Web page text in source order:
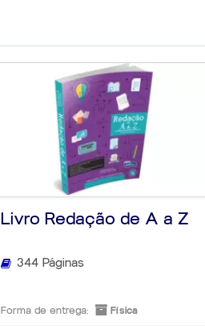
Livro Redação de A a Z
344 Páginas
Forma de entrega: Física